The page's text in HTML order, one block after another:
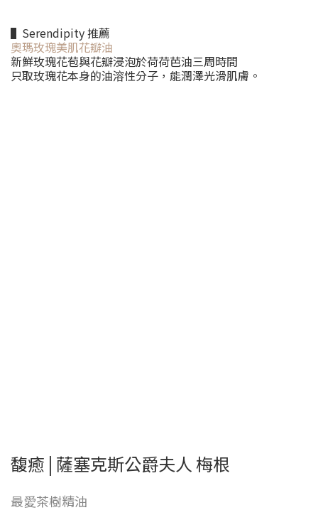
▌Serendipity 推薦
奧瑪玫瑰美肌花瓣油
新鮮玫瑰花苞與花瓣浸泡於荷荷芭油三周時間
只取玫瑰花本身的油溶性分子，能潤澤光滑肌膚。
馥癒 | 薩塞克斯公爵夫人 梅根
最愛茶樹精油